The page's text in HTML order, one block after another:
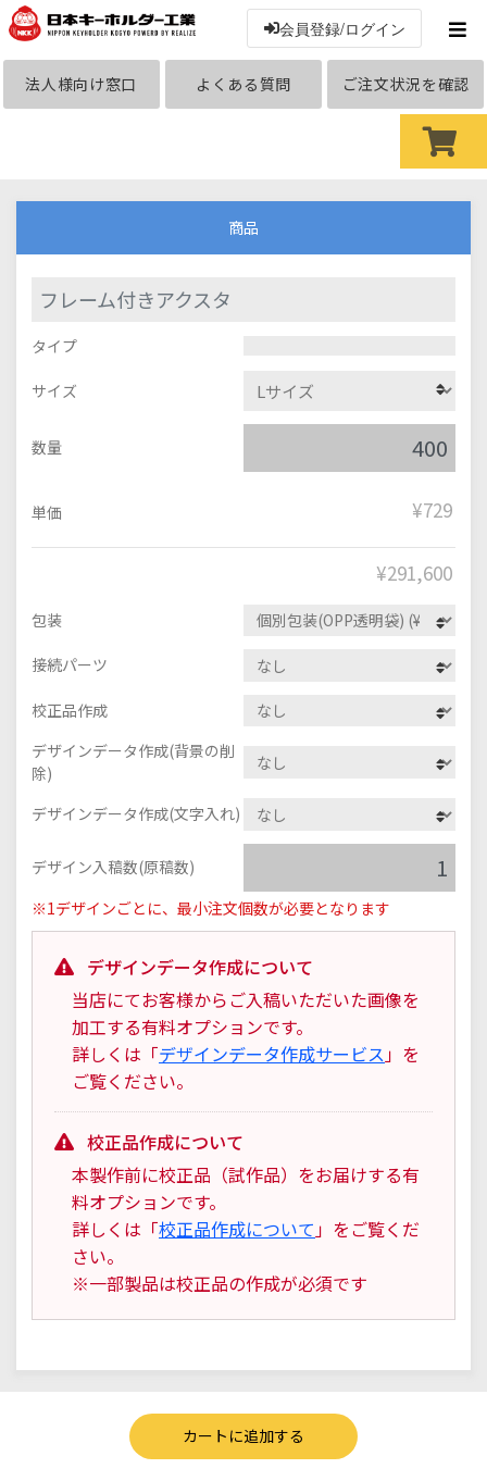
会員登録/ログイン
法人様向け窓口 よくある質問 ご注文状況を確認
商品
フレーム付きアクスタ
タイプ
サイズ
数量
単価 ¥729
¥291,600
包装
接続パーツ
校正品作成
デザインデータ作成(背景の削
除)
デザインデータ作成(文字入れ)
デザイン入稿数(原稿数)
※1デザインごとに、最小注文個数が必要となります
デザインデータ作成について
当店にてお客様からご入稿いただいた画像を
加工する有料オプションです。
詳しくは「デザインデータ作成サービス 」を
ご覧ください。
校正品作成について
本製作前に校正品（試作品）をお届けする有
料オプションです。
詳しくは「校正品作成について 」をご覧くだ
さい。
※一部製品は校正品の作成が必須です